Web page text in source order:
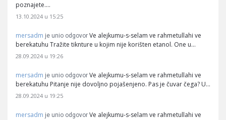
poznajete.…
13.10.2024 u 15:25
mersadm je unio odgovor Ve alejkumu-s-selam ve rahmetullahi ve
berekatuhu Tražite tiknture u kojim nije korišten etanol. One u…
28.09.2024 u 19:26
mersadm je unio odgovor Ve alejkumu-s-selam ve rahmetullahi ve
berekatuhu Pitanje nije dovoljno pojašenjeno. Pas je čuvar čega? U…
28.09.2024 u 19:25
mersadm je unio odgovor Ve alejkumu-s-selam ve rahmetullahi ve